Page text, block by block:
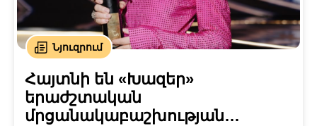
Նյուզրում
Հայտնի են «Խազեր»
երաժշտական
մրցանակաբաշխության